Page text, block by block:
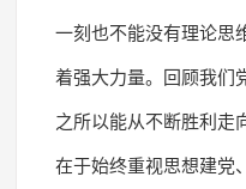
一刻也不能没有理论思
着强大力量。回顾我们
之所以能从不断胜利走
在于始终重视思想建党